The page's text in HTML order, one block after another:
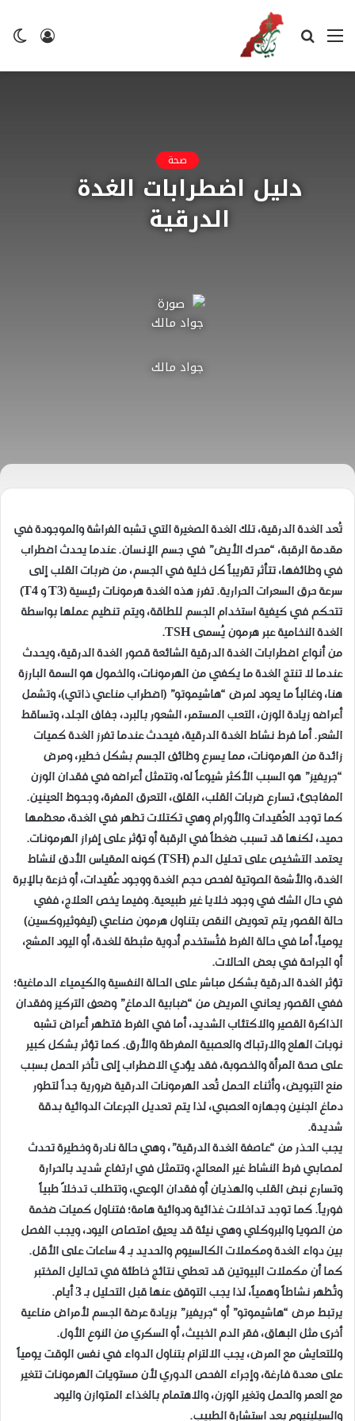
تسجيل
القائمة بحث
صحة
دليل اضطرابات الغدة
الدرقية
جواد مالك
​تُعد الغدة الدرقية، تلك الغدة الصغيرة التي تشبه الفراشة والموجودة في
مقدمة الرقبة، “محرك الأيض” في جسم الإنسان. عندما يحدث اضطراب
في وظائفها، تتأثر تقريباً كل خلية في الجسم، من ضربات القلب إلى
سرعة حرق السعرات الحرارية. تفرز هذه الغدة هرمونات رئيسية (T3 و T4)
تتحكم في كيفية استخدام الجسم للطاقة، ويتم تنظيم عملها بواسطة
الغدة النخامية عبر هرمون يُسمى TSH.
​من أنواع اضطرابات الغدة الدرقية الشائعة قصور الغدة الدرقية، ويحدث
عندما لا تنتج الغدة ما يكفي من الهرمونات، والخمول هو السمة البارزة
هنا، وغالباً ما يعود لمرض “هاشيموتو” (اضطراب مناعي ذاتي)، وتشمل
أعراضه زيادة الوزن، التعب المستمر، الشعور بالبرد، جفاف الجلد، وتساقط
الشعر. أما فرط نشاط الغدة الدرقية، فيحدث عندما تفرز الغدة كميات
زائدة من الهرمونات، مما يسرع وظائف الجسم بشكل خطير، ومرض
“جريفيز” هو السبب الأكثر شيوعاً له، وتتمثل أعراضه في فقدان الوزن
المفاجئ، تسارع ضربات القلب، القلق، التعرق المفرة، وجحوظ العينين.
كما توجد العُقيدات والأورام وهي تكتلات تظهر في الغدة، معظمها
حميد، لكنها قد تسبب ضغطاً في الرقبة أو تؤثر على إفراز الهرمونات.
​يعتمد التشخيص على تحليل الدم (TSH) كونه المقياس الأدق لنشاط
الغدة، والأشعة الصوتية لفحص حجم الغدة ووجود عُقيدات، أو خزعة بالإبرة
في حال الشك في وجود خلايا غير طبيعية. وفيما يخص العلاج، ففي
حالة القصور يتم تعويض النقص بتناول هرمون صناعي (ليفوثيروكسين)
يومياً، أما في حالة الفرط فتُستخدم أدوية مثبطة للغدة، أو اليود المشع،
أو الجراحة في بعض الحالات.
​تؤثر الغدة الدرقية بشكل مباشر على الحالة النفسية والكيمياء الدماغية؛
ففي القصور يعاني المريض من “ضبابية الدماغ” وضعف التركيز وفقدان
الذاكرة القصير والاكتئاب الشديد، أما في الفرط فتظهر أعراض تشبه
نوبات الهلع والارتباك والعصبية المفرطة والأرق. كما تؤثر بشكل كبير
على صحة المرأة والخصوبة، فقد يؤدي الاضطراب إلى تأخر الحمل بسبب
منع التبويض، وأثناء الحمل تُعد الهرمونات الدرقية ضرورية جداً لتطور
دماغ الجنين وجهازه العصبي، لذا يتم تعديل الجرعات الدوائية بدقة
شديدة.
​يجب الحذر من “عاصفة الغدة الدرقية”، وهي حالة نادرة وخطيرة تحدث
لمصابي فرط النشاط غير المعالج، وتتمثل في ارتفاع شديد بالحرارة
وتسارع نبض القلب والهذيان أو فقدان الوعي، وتتطلب تدخلاً طبياً
فورياً. كما توجد تداخلات غذائية ودوائية هامة؛ فتناول كميات ضخمة
من الصويا والبروكلي وهي نيئة قد يعيق امتصاص اليود، ويجب الفصل
بين دواء الغدة ومكملات الكالسيوم والحديد بـ 4 ساعات على الأقل.
كما أن مكملات البيوتين قد تعطي نتائج خاطئة في تحاليل المختبر
وتُظهر نشاطاً وهمياً، لذا يجب التوقف عنها قبل التحليل بـ 3 أيام.
​يرتبط مرض “هاشيموتو” أو “جريفيز” بزيادة عرضة الجسم لأمراض مناعية
أخرى مثل البهاق، فقر الدم الخبيث، أو السكري من النوع الأول.
وللتعايش مع المرض، يجب الالتزام بتناول الدواء في نفس الوقت يومياً
على معدة فارغة، وإجراء الفحص الدوري لأن مستويات الهرمونات تتغير
مع العمر والحمل وتغير الوزن، والاهتمام بالغذاء المتوازن واليود
والسيلينيوم بعد استشارة الطبيب.